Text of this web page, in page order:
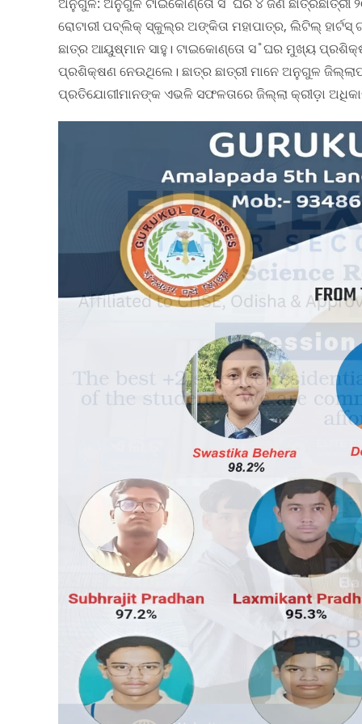
ରୋଟାରୀ ପବ୍ଲିକ୍‌ ସ୍କୁଲ୍‌ର ଅଙ୍କିତା ମହାପାତ୍ର, ଲିଟିଲ୍‌
ଛାତ୍ର ଆୟୁଷ୍ମାନ ସାହୁ। ଟାଇକୋଣ୍ତୋ ସ˚ଘର ମୁଖ୍ୟ
ପ୍ରଶିକ୍ଷଣ ନେଉଥିଲେ। ଛାତ୍ର ଛାତ୍ରୀ ମାନେ ଅନୁଗୁଳ
ପ୍ରତିଯୋଗୀମାନଙ୍କ ଏଭଳି ସଫଳତାରେ ଜିଲ୍ଲା କ୍ରୀଡ଼ା